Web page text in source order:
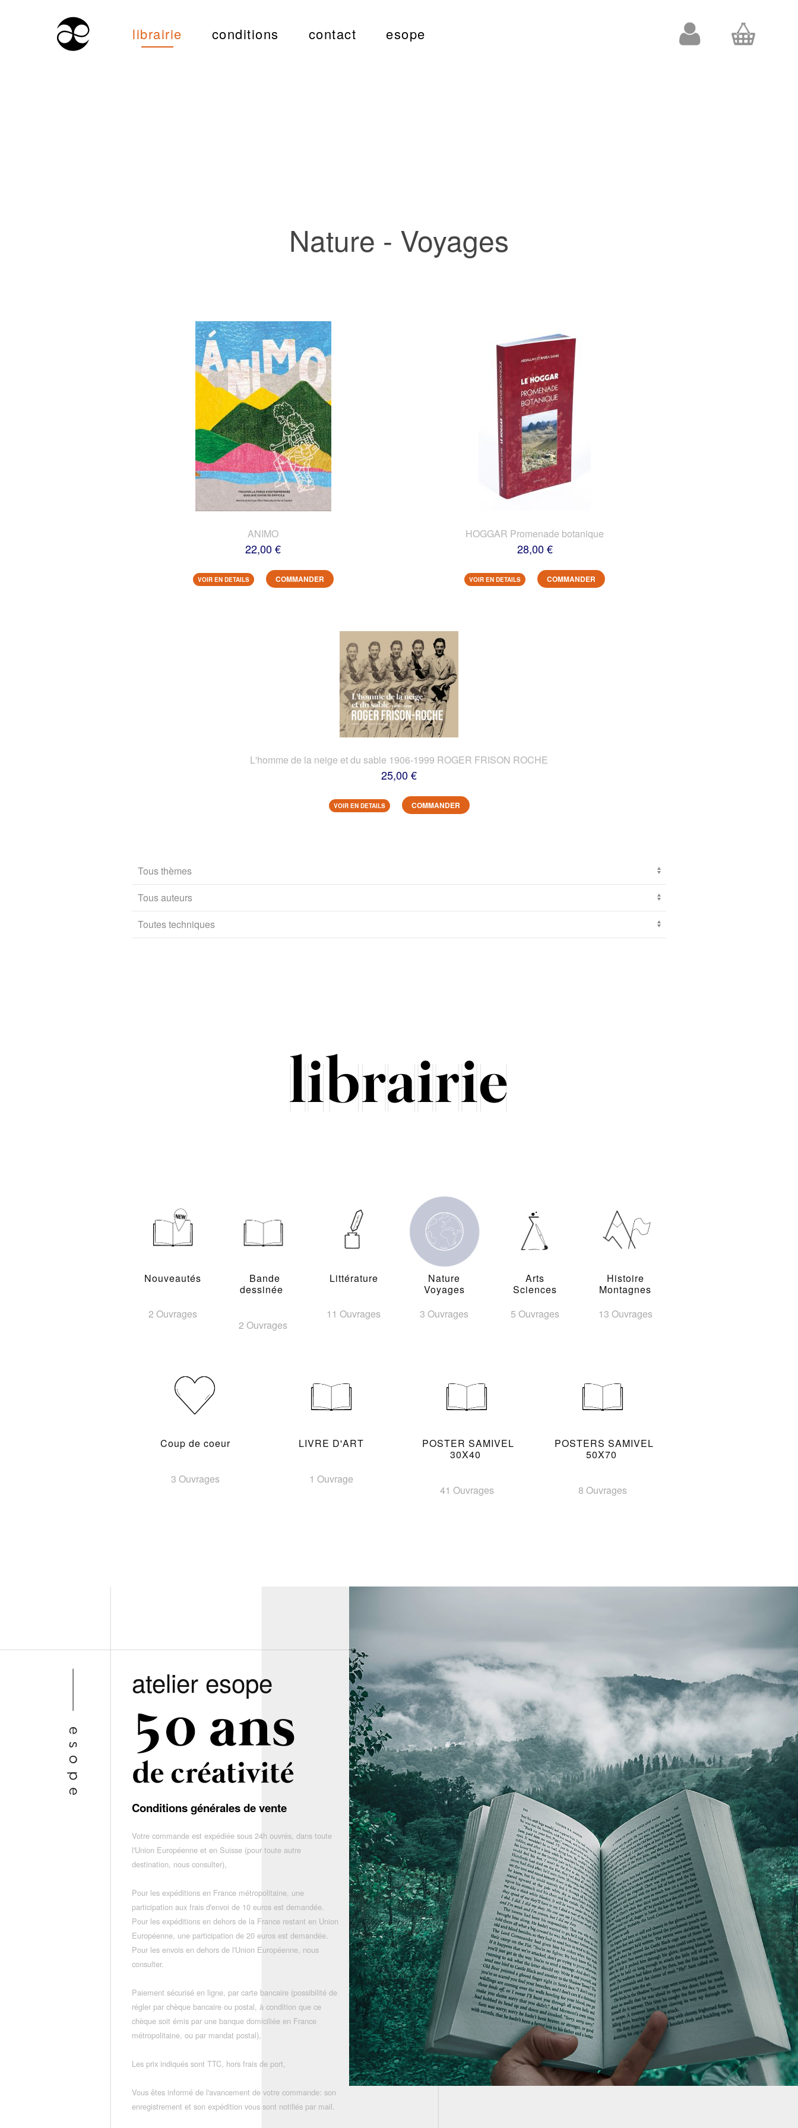
librairie conditions contact esope
Nature - Voyages
ANIMO
22,00 €
VOIR EN DETAILS COMMANDER
HOGGAR Promenade botanique
28,00 €
VOIR EN DETAILS COMMANDER
L'homme de la neige et du sable 1906-1999 ROGER FRISON ROCHE
25,00 €
VOIR EN DETAILS COMMANDER
Nouveautés
2 Ouvrages
Bande
dessinée
2 Ouvrages
Littérature
11 Ouvrages
Nature
Voyages
3 Ouvrages
Arts
Sciences
5 Ouvrages
Histoire
Montagnes
13 Ouvrages
Coup de coeur
3 Ouvrages
LIVRE D'ART
1 Ouvrage
POSTER SAMIVEL
30X40
41 Ouvrages
POSTERS SAMIVEL
50X70
8 Ouvrages
atelier esope
Conditions générales de vente
Votre commande est expédiée sous 24h ouvrés, dans toute
l'Union Européenne et en Suisse (pour toute autre
destination, nous consulter),
Pour les expéditions en France métropolitaine, une
participation aux frais d'envoi de 10 euros est demandée.
Pour les expéditions en dehors de la France restant en Union
Européenne, une participation de 20 euros est demandée.
Pour les envois en dehors de l'Union Européenne, nous
consulter.
Paiement sécurisé en ligne, par carte bancaire (possibilité de
régler par chèque bancaire ou postal, à condition que ce
chèque soit émis par une banque domiciliée en France
métropolitaine, ou par mandat postal),
Les prix indiqués sont TTC, hors frais de port,
Vous êtes informé de l'avancement de votre commande: son
enregistrement et son expédition vous sont notifiés par mail.